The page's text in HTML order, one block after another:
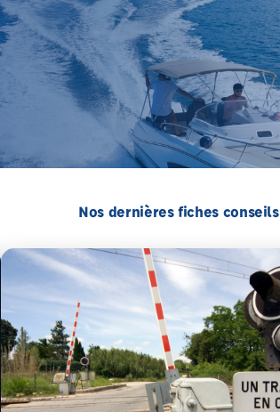
Nos dernières fiches conseils